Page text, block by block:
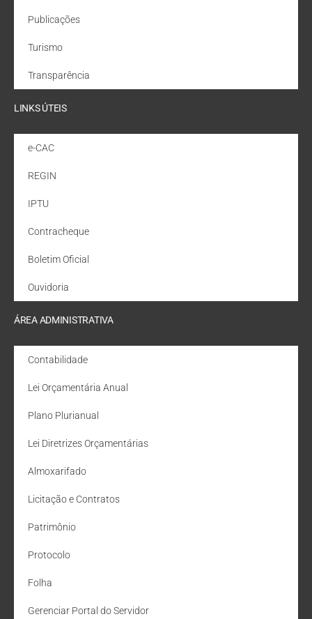
Publicações
Turismo
Transparência
LINKS ÚTEIS
e-CAC
REGIN
IPTU
Contracheque
Boletim Oficial
Ouvidoria
ÁREA ADMINISTRATIVA
Contabilidade
Lei Orçamentária Anual
Plano Plurianual
Lei Diretrizes Orçamentárias
Almoxarifado
Licitação e Contratos
Patrimônio
Protocolo
Folha
Gerenciar Portal do Servidor